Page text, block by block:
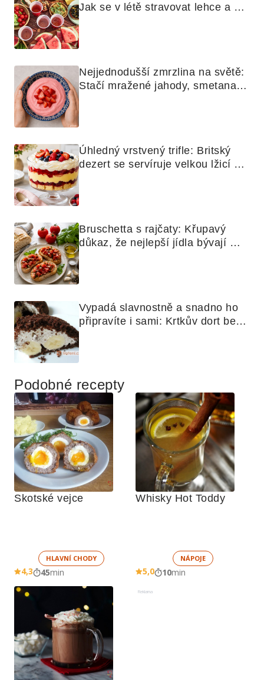
Jak se v létě stravovat lehce a
Nejjednodušší zmrzlina na světě:
Stačí mražené jahody, smetana a
Úhledný vrstvený trifle: Britský
dezert se servíruje velkou lžicí
Bruschetta s rajčaty: Křupavý
důkaz, že nejlepší jídla bývají
Vypadá slavnostně a snadno ho
připravíte i sami: Krtkův dort bez
Podobné recepty
Skotské vejce
HLAVNÍ CHODY
4,3 45min
Whisky Hot Toddy
NÁPOJE
5,0 10min
Reklama